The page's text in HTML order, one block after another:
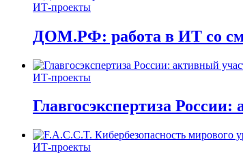
ИТ-проекты
ДОМ.РФ: работа в ИТ со
ИТ-проекты
Главгосэкспертиза
ИТ-проекты